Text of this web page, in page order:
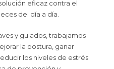
eficaz contra el
del día a día.
y guiados, trabajamos
la postura, ganar
los niveles de estrés